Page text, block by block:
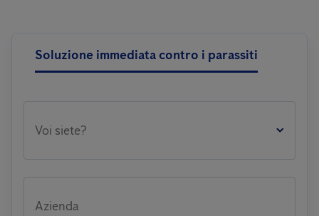
Soluzione immediata contro i parassiti
Voi siete?
Azienda